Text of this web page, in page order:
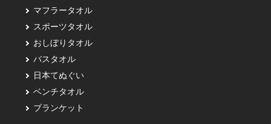
マフラータオル
スポーツタオル
おしぼりタオル
バスタオル
日本てぬぐい
ベンチタオル
ブランケット